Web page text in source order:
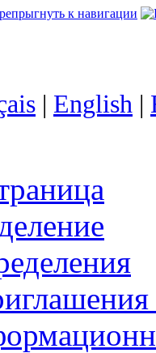
к навигации
| English |